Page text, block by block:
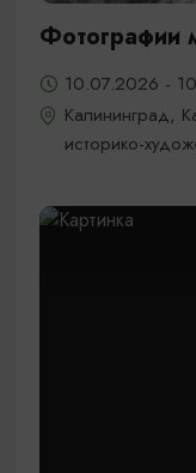
Фотографии
10.07.2026 -
Калининград,
историко-